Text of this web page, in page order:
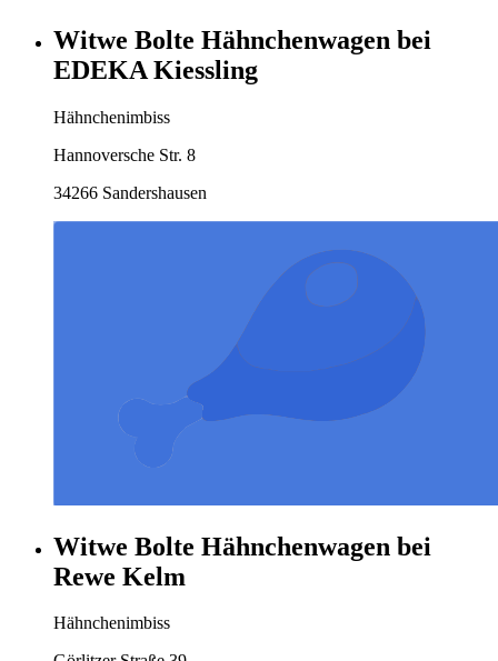
Witwe Bolte Hähnchenwagen bei
EDEKA Kiessling
Hähnchenimbiss
Hannoversche Str. 8
34266 Sandershausen
Witwe Bolte Hähnchenwagen bei
Rewe Kelm
Hähnchenimbiss